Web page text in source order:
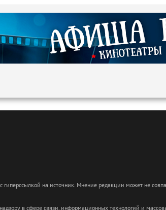
гиперссылкой на источник. Мнение редакции может не
в сфере связи, информационных технологий и